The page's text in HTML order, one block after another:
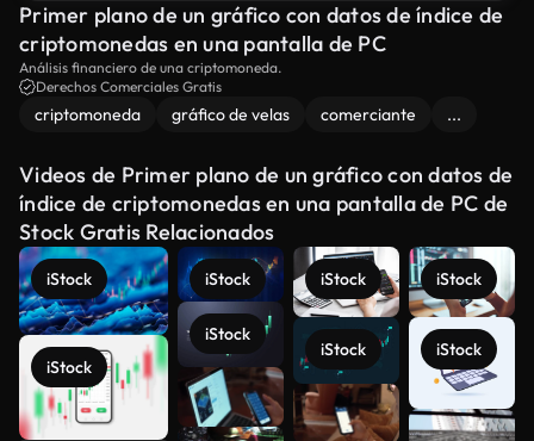
Primer plano de un gráfico con datos de índice de
criptomonedas en una pantalla de PC
Análisis financiero de una criptomoneda.
Derechos Comerciales Gratis
criptomoneda gráfico de velas comerciante ...
Videos de Primer plano de un gráfico con datos de
índice de criptomonedas en una pantalla de PC de
Stock Gratis Relacionados
iStock
iStock
iStock
iStock
iStock
iStock
iStock
iStock